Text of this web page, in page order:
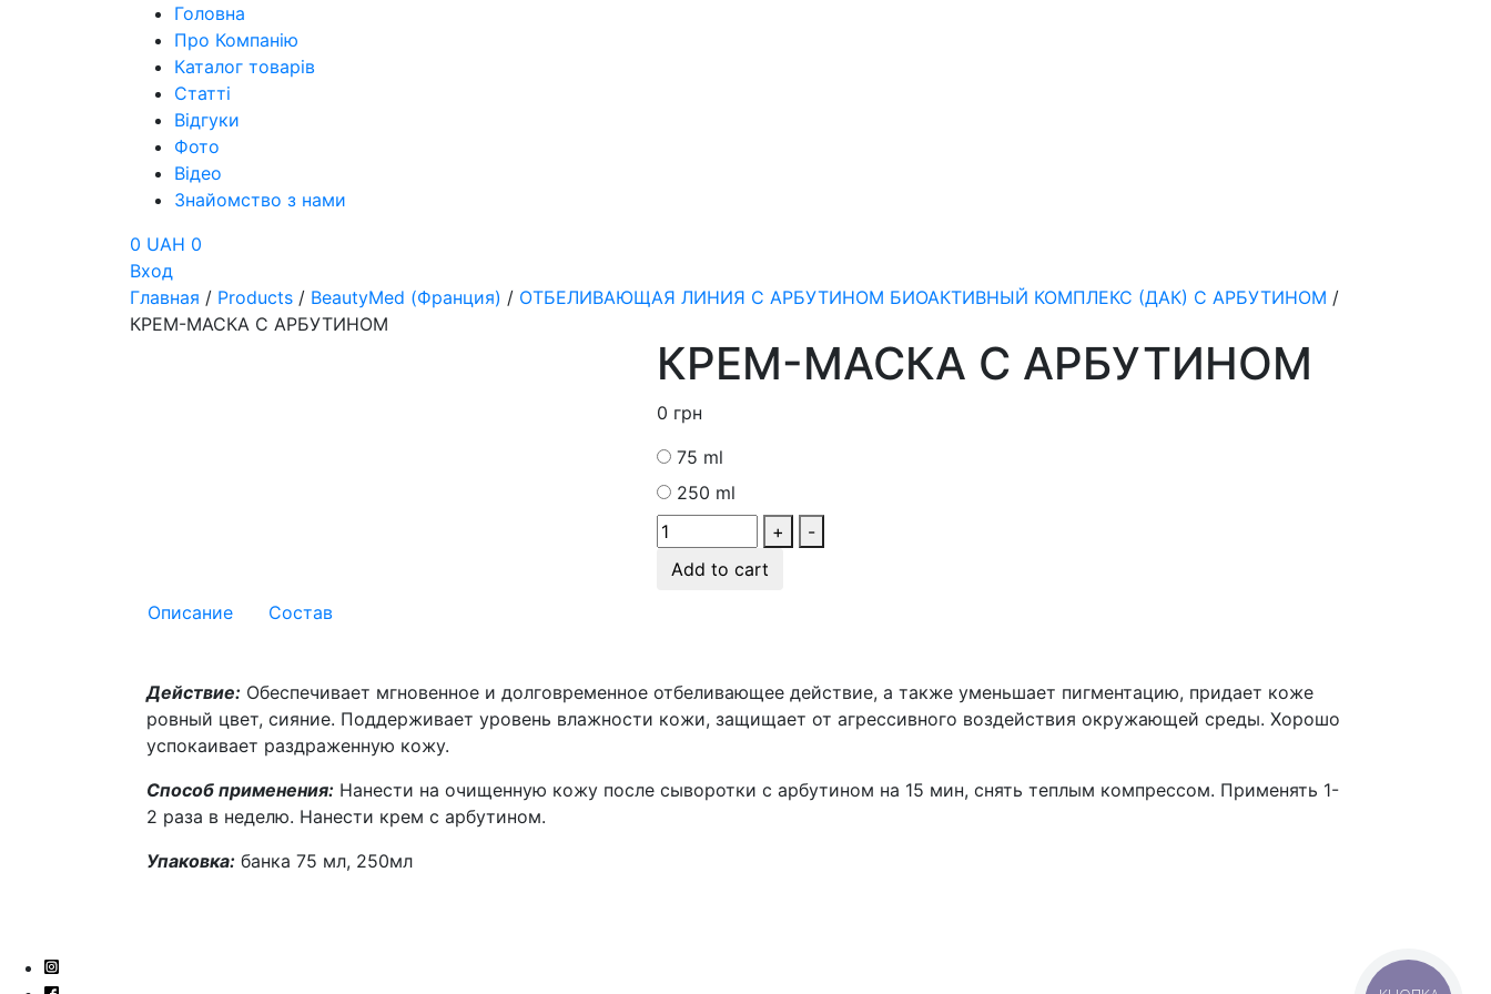
Головна
Про Компанію
Каталог товарів
Статті
Відгуки
Фото
Відео
Знайомство з нами
0 UAH 0
Вход
Главная / Products / BeautyMed (Франция) / ОТБЕЛИВАЮЩАЯ ЛИНИЯ С АРБУТИНОМ БИОАКТИВНЫЙ КОМПЛЕКС (ДАК) С АРБУТИНОМ /
КРЕМ-МАСКА С АРБУТИНОМ
КРЕМ-МАСКА С АРБУТИНОМ
0 грн
75 ml
250 ml
+
-
Add to cart
Описание
Состав
Действие: Обеспечивает мгновенное и долговременное отбеливающее действие, а также уменьшает пигментацию, придает коже
ровный цвет, сияние. Поддерживает уровень влажности кожи, защищает от агрессивного воздействия окружающей среды. Хорошо
успокаивает раздраженную кожу.
Способ применения: Нанести на очищенную кожу после сыворотки с арбутином на 15 мин, снять теплым компрессом. Применять 1-
2 раза в неделю. Нанести крем с арбутином.
Упаковка: банка 75 мл, 250мл